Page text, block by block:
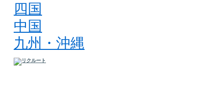
四国
中国
九州・沖縄